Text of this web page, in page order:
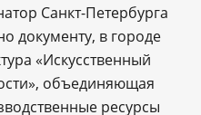
Санкт-Петербурга
документу, в городе
«Искусственный
объединяющая
ресурсы